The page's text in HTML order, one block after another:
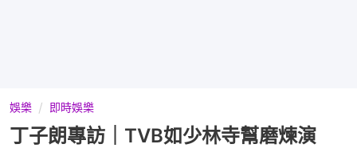
娛樂 即時娛樂
丁子朗專訪｜TVB如少林寺幫磨煉演